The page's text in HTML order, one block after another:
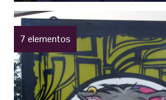
7 elementos